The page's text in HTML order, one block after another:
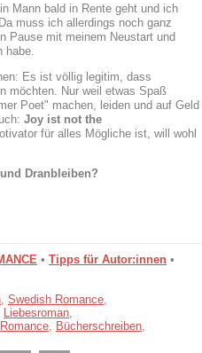
Mann bald in Rente geht und ich
muss ich allerdings noch ganz
Pause mit meinem Neustart und
habe.
Es ist völlig legitim, dass
möchten. Nur weil etwas Spaß
Poet" machen, leiden und auf Geld
Joy ist not the
für alles Mögliche ist, will wohl
Dranbleiben?
• Tipps für Autor:innen •
, Swedish Romance,
Liebesroman,
, Bücherschreiben,